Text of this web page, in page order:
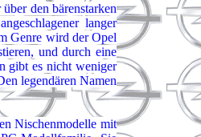
den bärenstarken
langer
Genre wird der Opel
und durch eine
gibt es nicht weniger
legendären Namen
Nischenmodelle mit